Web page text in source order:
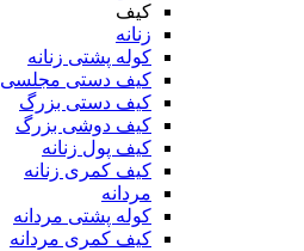
کیف
زنانه
کوله پشتی زنانه
کیف دستی مجلسی
کیف دستی بزرگ
کیف دوشی بزرگ
کیف پول زنانه
کیف کمری زنانه
مردانه
کوله پشتی مردانه
کیف کمری مردانه